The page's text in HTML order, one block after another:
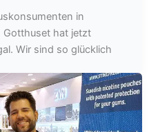
in
Gotthuset hat jetzt
Wir sind so glücklich